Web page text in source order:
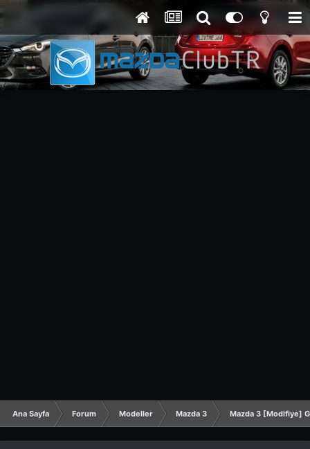
Ana Sayfa Forum Modeller Mazda 3 Mazda 3 [Modifiye]